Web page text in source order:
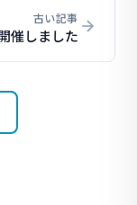
古い記事
催しました